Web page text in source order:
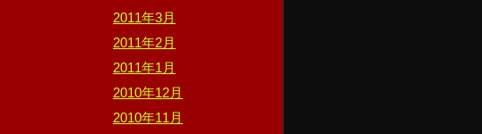
2011年3月
2011年2月
2011年1月
2010年12月
2010年11月